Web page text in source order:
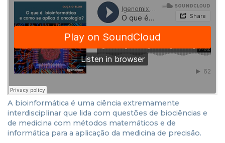
A bioinformática é uma ciência extremamente
interdisciplinar que lida com questões de biociências e
de medicina com métodos matemáticos e de
informática para a aplicação da medicina de precisão.